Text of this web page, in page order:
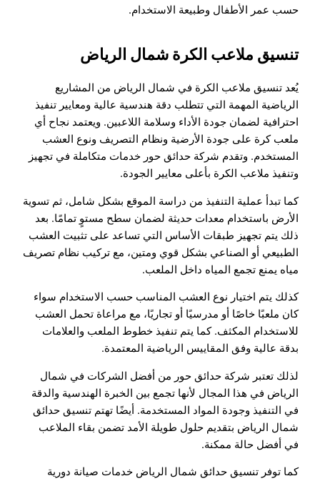
حسب عمر الأطفال وطبيعة الاستخدام.
تنسيق ملاعب الكرة شمال الرياض
يُعد تنسيق ملاعب الكرة في شمال الرياض من المشاريع
الرياضية المهمة التي تتطلب دقة هندسية عالية ومعايير تنفيذ
احترافية لضمان جودة الأداء وسلامة اللاعبين. ويعتمد نجاح أي
ملعب كرة على جودة الأرضية ونظام التصريف ونوع العشب
المستخدم. وتقدم شركة حدائق حور خدمات متكاملة في تجهيز
وتنفيذ ملاعب الكرة بأعلى معايير الجودة.
كما تبدأ عملية التنفيذ من دراسة الموقع بشكل شامل، ثم تسوية
الأرض باستخدام معدات حديثة لضمان سطح مستوٍ تمامًا. بعد
ذلك يتم تجهيز طبقات الأساس التي تساعد على تثبيت العشب
الطبيعي أو الصناعي بشكل قوي ومتين، مع تركيب نظام تصريف
مياه يمنع تجمع المياه داخل الملعب.
كذلك يتم اختيار نوع العشب المناسب حسب الاستخدام سواء
كان ملعبًا خاصًا أو مدرسيًا أو تجاريًا، مع مراعاة تحمل العشب
للاستخدام المكثف. كما يتم تنفيذ خطوط الملعب والعلامات
بدقة عالية وفق المقاييس الرياضية المعتمدة.
لذلك تعتبر شركة حدائق حور من أفضل الشركات في شمال
الرياض في هذا المجال لأنها تجمع بين الخبرة الهندسية والدقة
في التنفيذ وجودة المواد المستخدمة. أيضًا تهتم تنسيق حدائق
شمال الرياض بتقديم حلول طويلة الأمد تضمن بقاء الملاعب
في أفضل حالة ممكنة.
كما توفر تنسيق حدائق شمال الرياض خدمات صيانة دورية